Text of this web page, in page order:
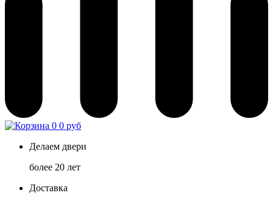
0 0 руб
Делаем двери
более 20 лет
Доставка